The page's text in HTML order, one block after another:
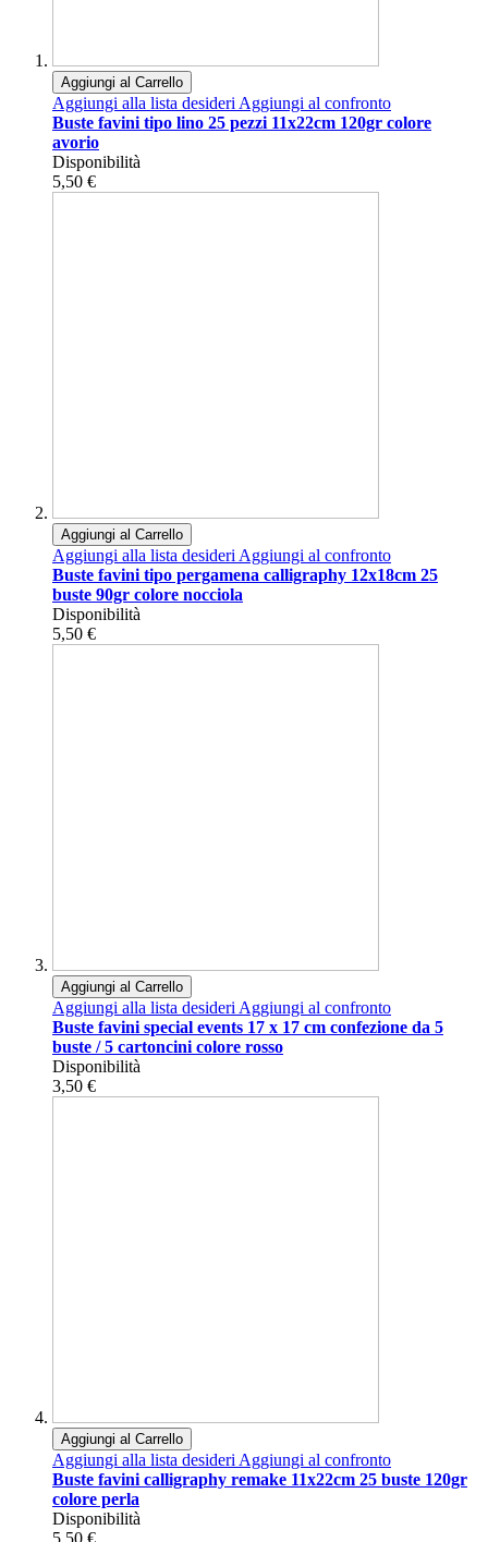
Aggiungi al Carrello
Aggiungi alla lista desideriAggiungi al confronto
Buste favini tipo lino 25 pezzi 11x22cm 120gr colore
avorio
Disponibilità
5,50 €
Aggiungi al Carrello
Aggiungi alla lista desideriAggiungi al confronto
Buste favini tipo pergamena calligraphy 12x18cm 25
buste 90gr colore nocciola
Disponibilità
5,50 €
Aggiungi al Carrello
Aggiungi alla lista desideriAggiungi al confronto
Buste favini special events 17 x 17 cm confezione da 5
buste / 5 cartoncini colore rosso
Disponibilità
3,50 €
Aggiungi al Carrello
Aggiungi alla lista desideriAggiungi al confronto
Buste favini calligraphy remake 11x22cm 25 buste 120gr
colore perla
Disponibilità